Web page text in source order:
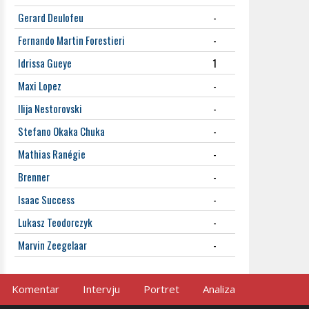
Gerard Deulofeu
-
Fernando Martin Forestieri
-
Idrissa Gueye
1
Maxi Lopez
-
Ilija Nestorovski
-
Stefano Okaka Chuka
-
Mathias Ranégie
-
Brenner
-
Isaac Success
-
Lukasz Teodorczyk
-
Marvin Zeegelaar
-
Komentar Intervju Portret Analiza